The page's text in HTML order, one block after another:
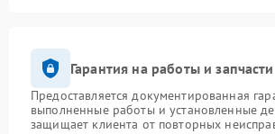
Гарантия на работы и запчасти
Предоставляется документированная
выполненные работы и установленные
защищает клиента от повторных